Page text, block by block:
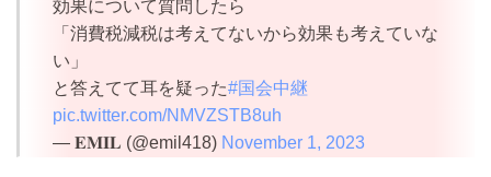
効果について質問したら
「消費税減税は考えてないから効果も考えていな
い」
と答えてて耳を疑った#国会中継
pic.twitter.com/NMVZSTB8uh
— 𝐄𝐌𝐈𝐋 (@emil418) November 1, 2023